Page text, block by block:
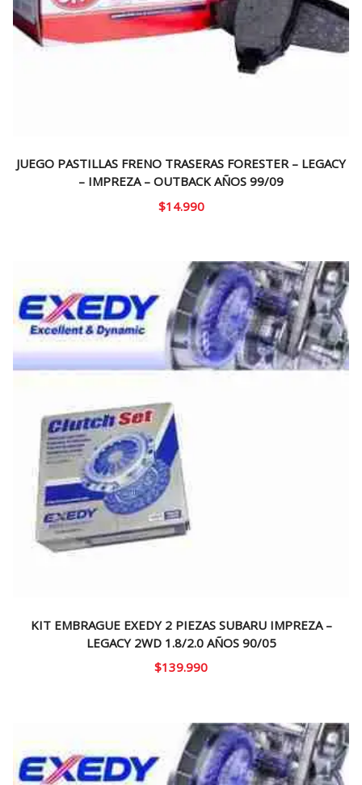
JUEGO PASTILLAS FRENO TRASERAS FORESTER – LEGACY
– IMPREZA – OUTBACK AÑOS 99/09
$14.990
KIT EMBRAGUE EXEDY 2 PIEZAS SUBARU IMPREZA –
LEGACY 2WD 1.8/2.0 AÑOS 90/05
$139.990